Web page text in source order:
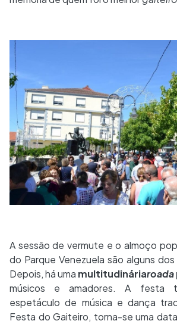
A sessão de vermute e o almoço
do Parque Venezuela são alguns
Depois, há uma multitudináriaroada
músicos e amadores. A festa
espetáculo de música e dança
Festa do Gaiteiro, torna-se uma